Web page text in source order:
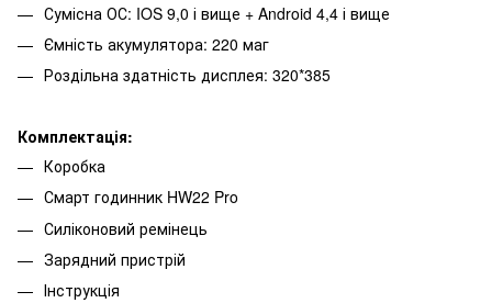
Сумісна ОС: IOS 9,0 і вище + Android 4,4 і вище
Ємність акумулятора: 220 маг
Роздільна здатність дисплея: 320*385
Комплектація:
Коробка
Смарт годинник HW22 Pro
Силіконовий ремінець
Зарядний пристрій
Інструкція